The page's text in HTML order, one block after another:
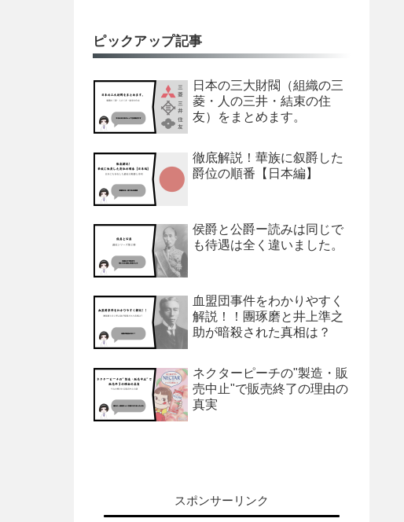
ピックアップ記事
日本の三大財閥（組織の三
菱・人の三井・結束の住
友）をまとめます。
徹底解説！華族に叙爵した
爵位の順番【日本編】
侯爵と公爵ー読みは同じで
も待遇は全く違いました。
血盟団事件をわかりやすく
解説！！團琢磨と井上準之
助が暗殺された真相は？
ネクターピーチの"製造・販
売中止"で販売終了の理由の
真実
スポンサーリンク